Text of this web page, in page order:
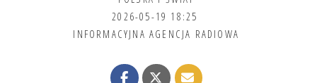
2026-05-19 18:25
INFORMACYJNA AGENCJA RADIOWA